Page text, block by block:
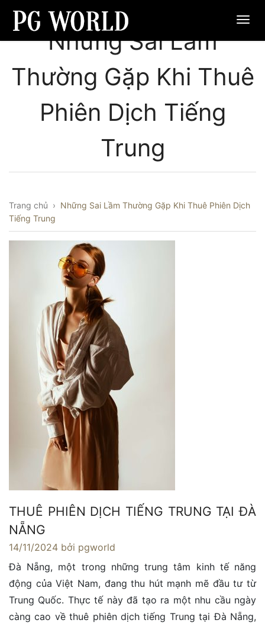
Những Sai Lầm
Thường Gặp Khi Thuê
Phiên Dịch Tiếng
Trung
Trang chủ › Những Sai Lầm Thường Gặp Khi Thuê Phiên Dịch
Tiếng Trung
THUÊ PHIÊN DỊCH TIẾNG TRUNG TẠI ĐÀ
NẴNG
14/11/2024 bởi pgworld
Đà Nẵng, một trong những trung tâm kinh tế năng
động của Việt Nam, đang thu hút mạnh mẽ đầu tư từ
Trung Quốc. Thực tế này đã tạo ra một nhu cầu ngày
càng cao về thuê phiên dịch tiếng Trung tại Đà Nẵng,